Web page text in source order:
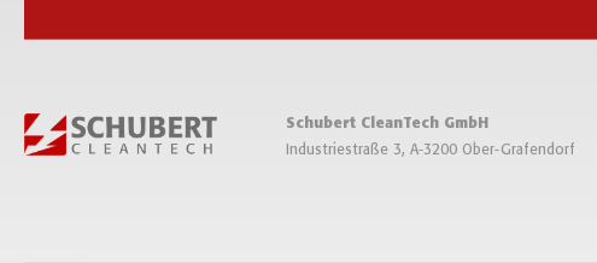
Schubert CleanTech GmbH
Industriestraße 3, A-3200 Ober-Grafendorf